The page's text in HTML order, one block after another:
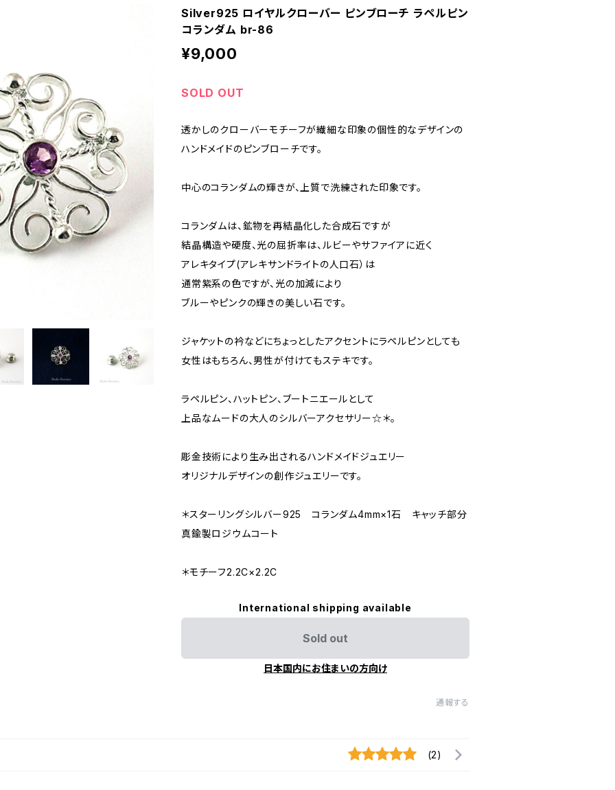
Silver925 ロイヤルクローバー ピンブローチ ラペルピン
コランダム br-86
¥9,000
SOLD OUT
透かしのクローバーモチーフが繊細な印象の個性的なデザインの
ハンドメイドのピンブローチです。
中心のコランダムの輝きが、上質で洗練された印象です。
コランダムは、鉱物を再結晶化した合成石ですが
結晶構造や硬度、光の屈折率は、ルビーやサファイアに近く
アレキタイプ(アレキサンドライトの人口石）は
通常紫系の色ですが、光の加減により
ブルーやピンクの輝きの美しい石です。
ジャケットの衿などにちょっとしたアクセントにラペルピンとしても
女性はもちろん、男性が付けてもステキです。
ラペルピン、ハットピン、ブートニエールとして
上品なムードの大人のシルバーアクセサリー☆＊。
彫金技術により生み出されるハンドメイドジュエリー
オリジナルデザインの創作ジュエリーです。
＊スターリングシルバー925 コランダム4mm×1石 キャッチ部分
真鍮製ロジウムコート
＊モチーフ2.2C×2.2C
International shipping available
Sold out
日本国内にお住まいの方向け
通報する
(2)